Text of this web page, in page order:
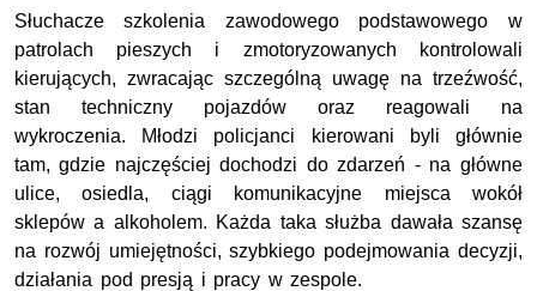
Słuchacze szkolenia zawodowego podstawowego w
patrolach pieszych i zmotoryzowanych kontrolowali
kierujących, zwracając szczególną uwagę na trzeźwość,
stan techniczny pojazdów oraz reagowali na
wykroczenia. Młodzi policjanci kierowani byli głównie
tam, gdzie najczęściej dochodzi do zdarzeń - na główne
ulice, osiedla, ciągi komunikacyjne miejsca wokół
sklepów a alkoholem. Każda taka służba dawała szansę
na rozwój umiejętności, szybkiego podejmowania decyzji,
działania pod presją i pracy w zespole.